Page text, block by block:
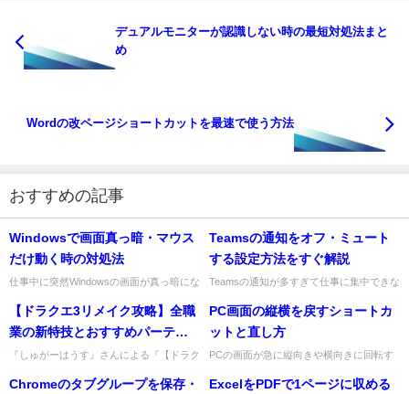
デュアルモニターが認識しない時の最短対処法まと
め
Wordの改ページショートカットを最速で使う方法
おすすめの記事
Windowsで画面真っ暗・マウス
だけ動く時の対処法
仕事中に突然Windowsの画面が真っ暗にな
焦りますよね。私もまず何から試せばいい
のか迷いやすいトラブ...
Teamsの通知をオフ・ミュート
する設定方法をすぐ解説
Teamsの通知が多すぎて仕事に集中できな
チャットやチャネルだけミュートする、会
議中だけ通知を抑えるの...
【ドラクエ3リメイク攻略】全職
業の新特技とおすすめパーティ
構成を徹底解説！初心者から上
級者まで必見の最強攻略ガイド
『しゅがーはうす』さんによる『【ドラク
技とおすすめ性格、おすすめパーティ構成
PC画面の縦横を戻すショートカ
ットと直し方
PCの画面が急に縦向きや横向きに回転す
「何を押したの？」と慌てる場面をよく見
Chromeのタブグループを保存・
ExcelをPDFで1ページに収める